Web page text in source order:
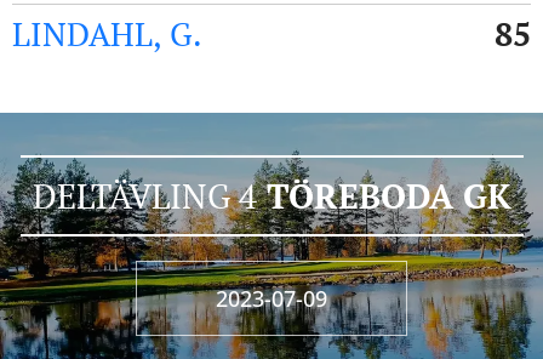
LINDAHL, G.
85
DELTÄVLING 4TÖREBODA GK
2023-07-09